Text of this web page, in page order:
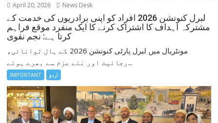
April 20, 2026 News Desk
لبرل کنونشن 2026 افراد کو اپنی برادریوں کی خدمت کے
مشترکہ اہداف کا اشتراک کرنے کا ایک منفرد موقع فراہم
کرتا ہے: نجم نقوی
مونٹریال میں لبرل پارٹی کنونشن 2026 کے ہال توانائی،
رجائیت اور نئے عزم سے بھرے ہوئے...
IMPORTANT اردو